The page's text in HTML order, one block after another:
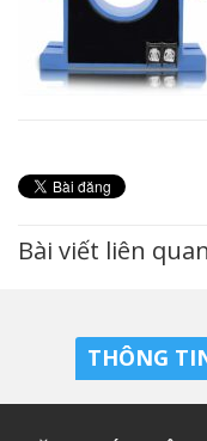
Bài viết liên quan
THÔNG